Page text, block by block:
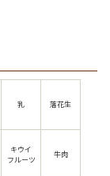
乳 落花生
キウイ
フルーツ
牛肉